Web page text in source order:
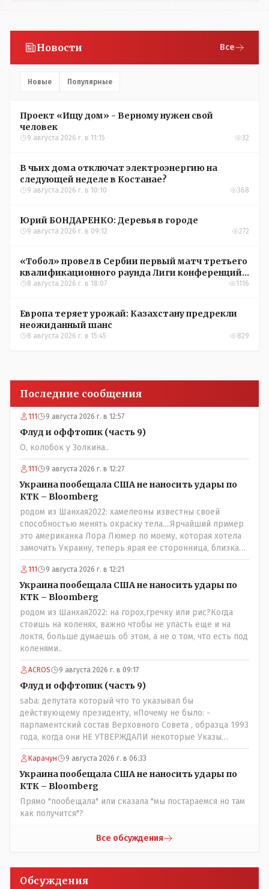
Новости Все
Новые Популярные
Проект «Ищу дом» - Верному нужен свой
человек
9 августа 2026 г. в 11:15 32
В чьих дома отключат электроэнергию на
следующей неделе в Костанае?
9 августа 2026 г. в 10:10 368
Юрий БОНДАРЕНКО: Деревья в городе
9 августа 2026 г. в 09:12 272
«Тобол» провел в Сербии первый матч третьего
квалификационного раунда Лиги конференций
УЕФА
8 августа 2026 г. в 18:07 1116
Европа теряет урожай: Казахстану предрекли
неожиданный шанс
8 августа 2026 г. в 15:45 829
Последние сообщения
111 9 августа 2026 г. в 12:57
Флуд и оффтопик (часть 9)
О, колобок у Золкина..
111 9 августа 2026 г. в 12:27
Украина пообещала США не наносить удары по
КТК – Bloomberg
родом из Шанхая2022: хамелеоны известны своей
способностью менять окраску тела....Ярчайший пример
это американка Лора Люмер по моему, которая хотела
замочить Украину, теперь ярая ее сторонница, близкая
к Трампу. Ну и западные страны тем более, которые
предоставляли Зеленскому убежище, чтоб он бежал и
которые развернулись потом на 180 или 360 градусов,
посмотрев на того, как он не сдался, но ты же там сам
живешь и многое знаешь о тех, на кого работаешь.. Это
просто прагматизм и ничего личного. Победим мы, они
встанут под нас и наоборот и все это понимают..
111 9 августа 2026 г. в 12:21
Украина пообещала США не наносить удары по
КТК – Bloomberg
родом из Шанхая2022: на горох,гречку или рис?Когда
стоишь на коленях, важно чтобы не упасть еще и на
локтя, больше думаешь об этом, а не о том, что есть под
коленями..
ACROS 9 августа 2026 г. в 09:17
Флуд и оффтопик (часть 9)
saba: депутата который что то указывал бы
действующему президенту, нПочему не было: -
парламентский состав Верховного Совета , образца 1993
года, когда они НЕ УТВЕРЖДАЛИ некоторые Указы
Назарбаева, особенно в части выборов и перевыборов и
некоторых вопросах внутренней политики, и тогда
Назарбай волевым Указом РАСПУСТИЛ этот бунтарский
состав. Имя - Серикболсын Абдильдин вам знакомо -
юывший секретарь ЦК КП Казахстана , впоследствии -
депутат Верховного Совета и Мажлиса и Председатель
партии коммунстов- он в то время и после и причём
НЕОДНОКРАТНО, указывал и многократно на недостатки
Назарбая и предлагал ему самому ДОБРОВОЛЬНО уйти с
Карачун 9 августа 2026 г. в 06:33
Украина пообещала США не наносить удары по
КТК – Bloomberg
Прямо "пообещала" или сказала "мы постараемся но там
как получится"?
Все обсуждения
Обсуждения